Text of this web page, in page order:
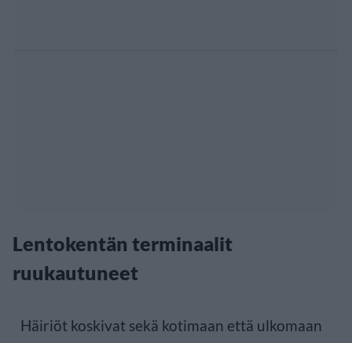
Lentokentän terminaalit
ruukautuneet
Häiriöt koskivat sekä kotimaan että ulkomaan